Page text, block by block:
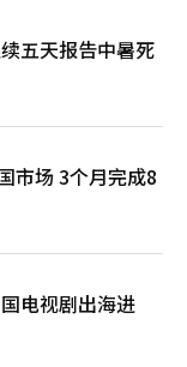
代。现吴石前经济
政策设计者。他从
公职，随后担任世
2013年，他被任命
策。他被评为少数
韩国经济转型的人物
对韩国经济的结构
人工智能（AI）系统
工厂投放阿特拉斯
指标，而斗山则需
达成，以转化其爆
实力，而斗山的协
先完成‘盈利生
系统翻译与编辑。
处理不当，可能加
，但与中国的正面
全球经济最大的地
略关系，曾在过去
展示其外交影响力。
，隐藏着围绕国际金
而中国则希望扩大
中的比重增加，全
国互相制衡，但同
中国也难以立足，
两国的完全决裂。
段。中国将努力最
五天报告中暑死
市场 3个月完成8
电视剧出海进